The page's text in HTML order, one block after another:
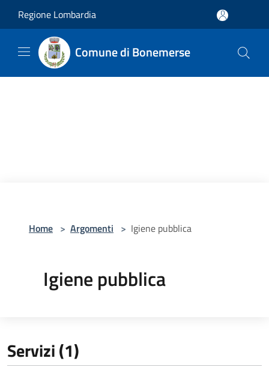
Regione Lombardia
Comune di Bonemerse
Home > Argomenti > Igiene pubblica
Igiene pubblica
Servizi (1)